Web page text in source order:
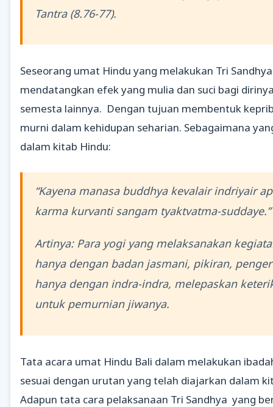
Tantra (8.76-77).
Seseorang umat Hindu yang melakukan Tri
mendatangkan efek yang mulia dan suci bagi
semesta lainnya. Dengan tujuan membentuk
murni dalam kehidupan seharian. Sebagaimana
dalam kitab Hindu:
“Kayena manasa buddhya kevalair indriyair
karma kurvanti sangam tyaktvatma-suddaye.”
Artinya: Para yogi yang melaksanakan
hanya dengan badan jasmani, pikiran,
hanya dengan indra-indra, melepaskan
untuk pemurnian jiwanya.
Tata acara umat Hindu Bali dalam melakukan
sesuai dengan urutan yang telah diajarkan dalam
Adapun tata cara pelaksanaan Tri Sandhya yang